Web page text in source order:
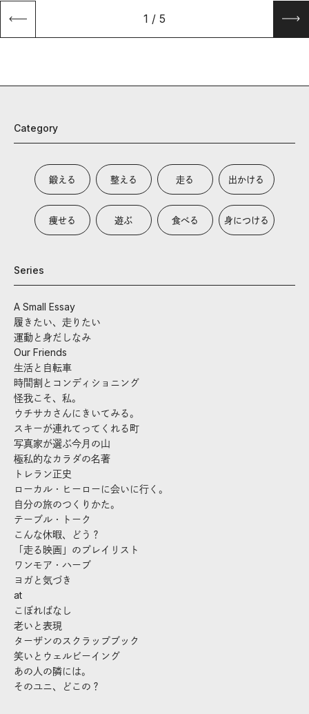
1 / 5
Category
鍛える 整える 走る 出かける
痩せる 遊ぶ 食べる 身につける
Series
A Small Essay
履きたい、走りたい
運動と身だしなみ
Our Friends
生活と自転車
時間割とコンディショニング
怪我こそ、私。
ウチサカさんにきいてみる。
スキーが連れてってくれる町
写真家が選ぶ今月の山
極私的なカラダの名著
トレラン正史
ローカル・ヒーローに会いに行く。
自分の旅のつくりかた。
テーブル・トーク
こんな休暇、どう？
「走る映画」のプレイリスト
ワンモア・ハーブ
ヨガと気づき
at
こぼればなし
老いと表現
ターザンのスクラップブック
笑いとウェルビーイング
あの人の隣には。
そのユニ、どこの？